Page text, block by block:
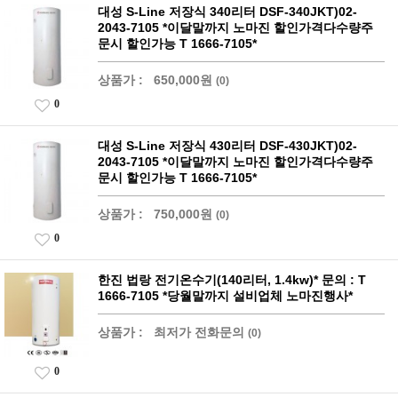
대성 S-Line 저장식 340리터 DSF-340JKT)02-
2043-7105 *이달말까지 노마진 할인가격다수량주
문시 할인가능 T 1666-7105*
상품가 : 650,000원 (0)
0
대성 S-Line 저장식 430리터 DSF-430JKT)02-
2043-7105 *이달말까지 노마진 할인가격다수량주
문시 할인가능 T 1666-7105*
상품가 : 750,000원 (0)
0
한진 법랑 전기온수기(140리터, 1.4kw)* 문의 : T
1666-7105 *당월말까지 설비업체 노마진행사*
상품가 : 최저가 전화문의 (0)
0